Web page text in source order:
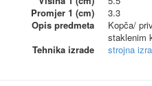
Promjer 1 (cm)
3.3
Opis predmeta
Kopča/
staklenim
Tehnika izrade
strojna